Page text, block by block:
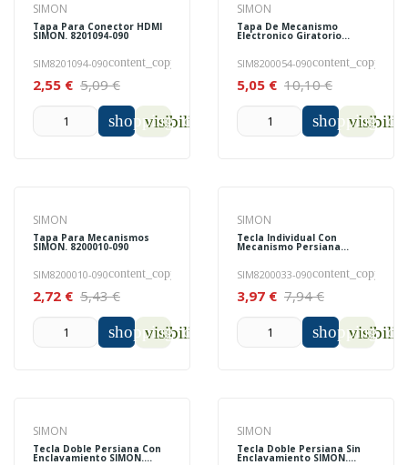
SIMON
Tapa Para Conector HDMI
SIMON. 8201094-090
SIM8201094-090content_copy
2,55 € 5,09 €
shopping_cart
visibility
SIMON
Tapa De Mecanismo
Electronico Giratorio
SIM8200054-090content_copy
5,05 € 10,10 €
SIMON
Tapa Para Mecanismos
SIMON. 8200010-090
SIM8200010-090content_copy
2,72 € 5,43 €
shopping_cart
visibility
SIMON
Tecla Individual Con
Mecanismo Persiana
SIM8200033-090content_copy
3,97 € 7,94 €
SIMON
Tecla Doble Persiana Con
Enclavamiento SIMON.
SIMON
Tecla Doble Persiana Sin
Enclavamiento SIMON.